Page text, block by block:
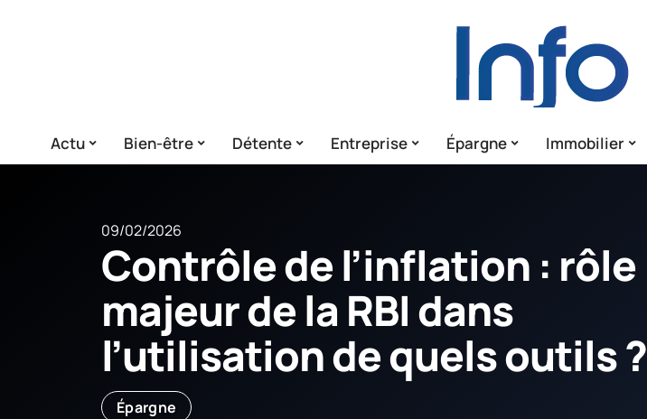
Actu Bien-être Détente Entreprise Épargne Immobilier
09/02/2026
Contrôle de l’inflation : rôle
majeur de la RBI dans
l’utilisation de quels outils ?
Épargne